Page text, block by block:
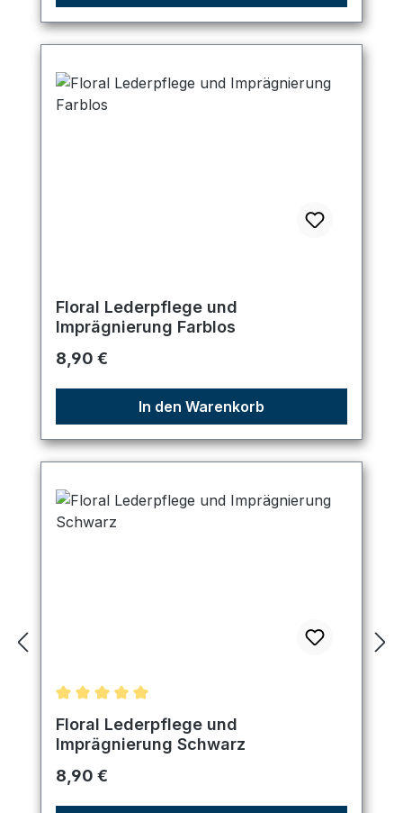
Floral Lederpflege und
Imprägnierung Farblos
Regulärer Preis:
8,90 €
In den Warenkorb
Durchschnittliche Bewertung von 5 von 5 Sternen
Floral Lederpflege und
Imprägnierung Schwarz
Regulärer Preis:
8,90 €